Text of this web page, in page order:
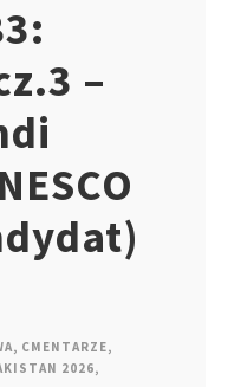
–
, CMENTARZE,
2026,